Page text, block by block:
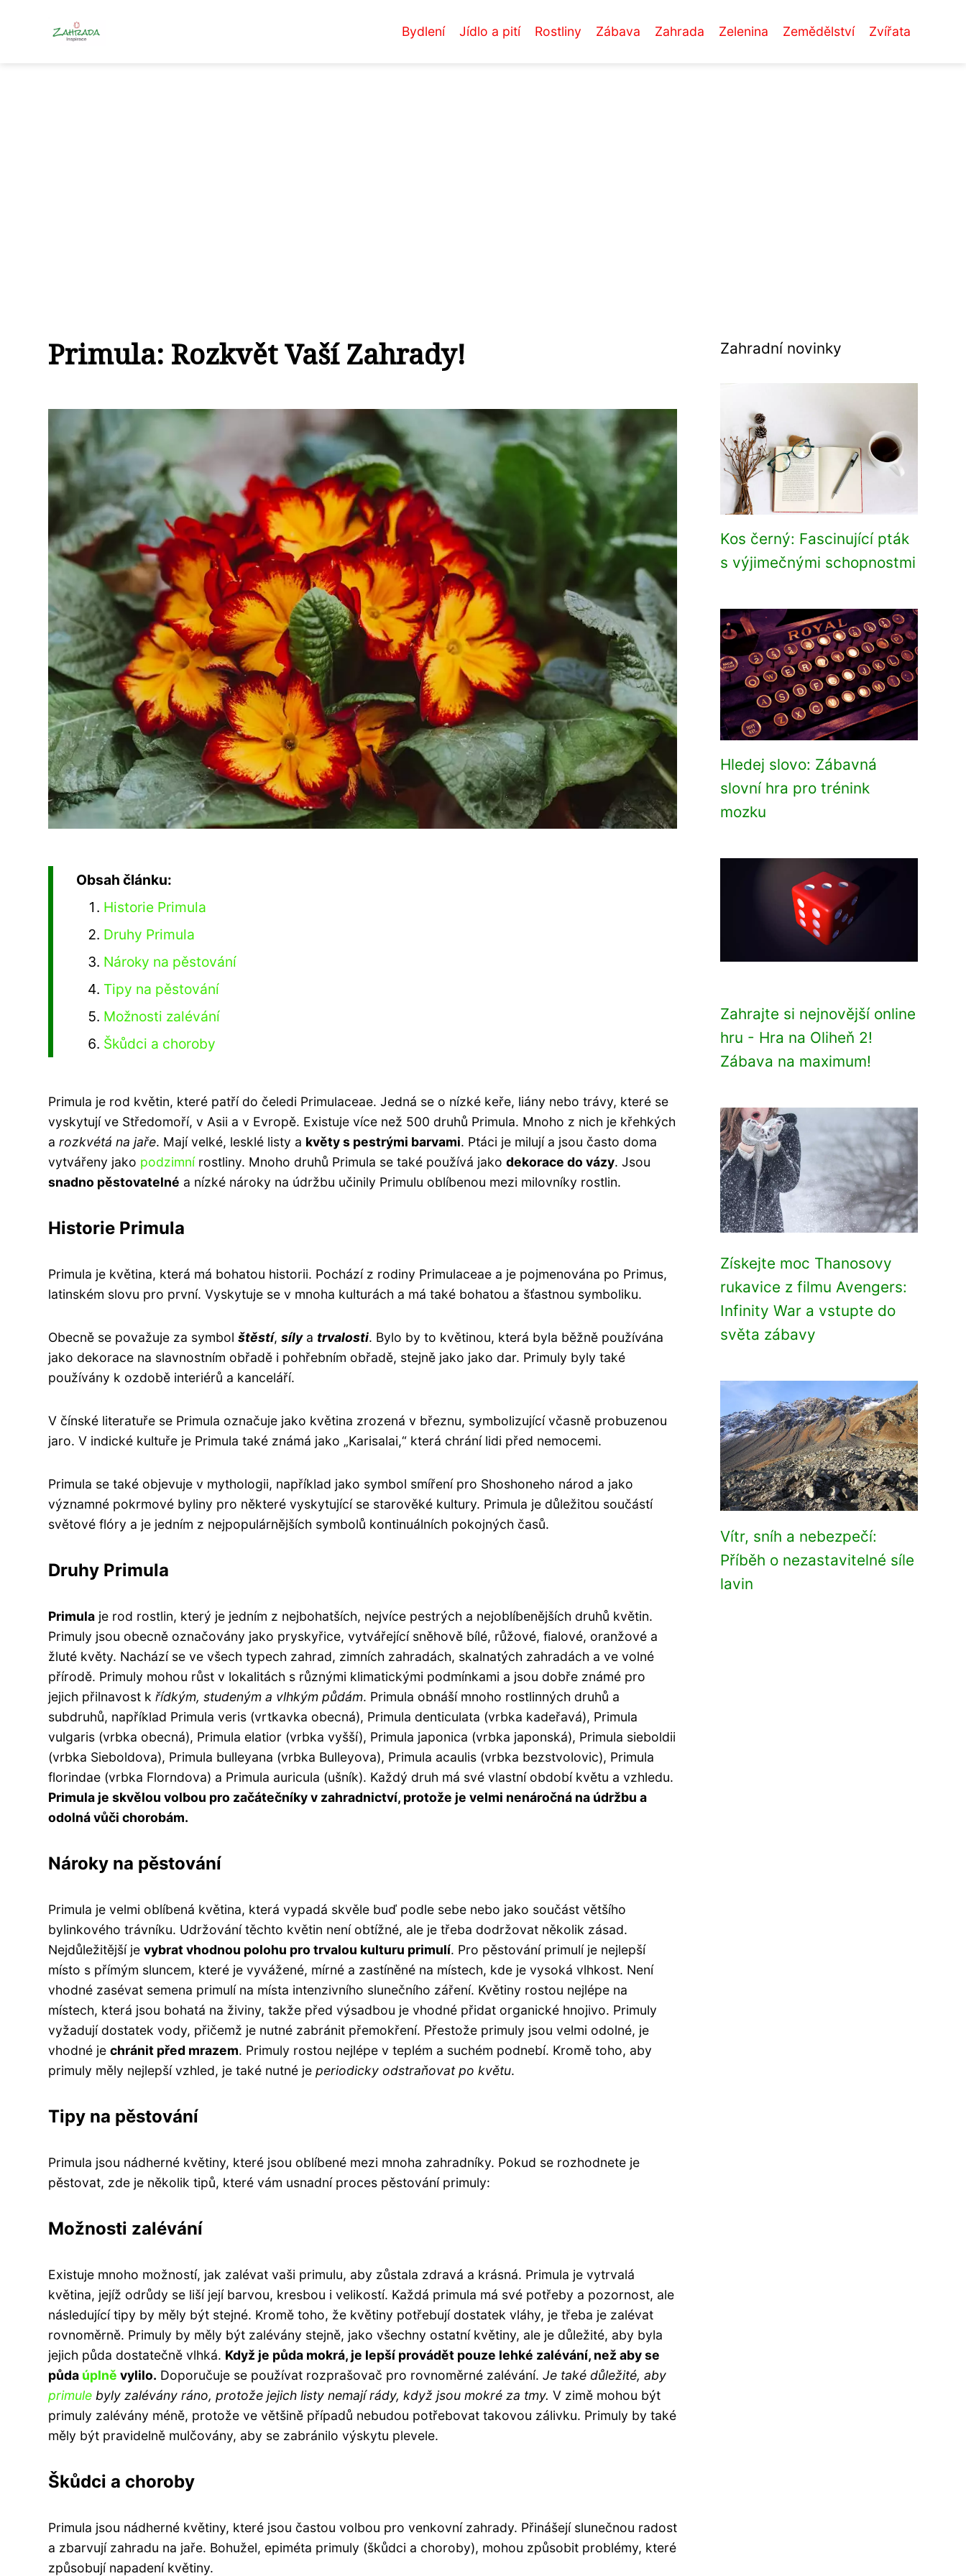
Bydlení Jídlo a pití Rostliny Zábava Zahrada Zelenina Zemědělství Zvířata
Primula: Rozkvět Vaší Zahrady!
Obsah článku:
Historie Primula
Druhy Primula
Nároky na pěstování
Tipy na pěstování
Možnosti zalévání
Škůdci a choroby
Primula je rod květin, které patří do čeledi Primulaceae. Jedná se o nízké keře, liány nebo trávy, které se
vyskytují ve Středomoří, v Asii a v Evropě. Existuje více než 500 druhů Primula. Mnoho z nich je křehkých
a rozkvétá na jaře. Mají velké, lesklé listy a květy s pestrými barvami. Ptáci je milují a jsou často doma
vytvářeny jako podzimnírostliny. Mnoho druhů Primula se také používá jako dekorace do vázy. Jsou
snadno pěstovatelné a nízké nároky na údržbu učinily Primulu oblíbenou mezi milovníky rostlin.
Historie Primula
Primula je květina, která má bohatou historii. Pochází z rodiny Primulaceae a je pojmenována po Primus,
latinském slovu pro první. Vyskytuje se v mnoha kulturách a má také bohatou a šťastnou symboliku.
Obecně se považuje za symbol štěstí, sílya trvalosti. Bylo by to květinou, která byla běžně používána
jako dekorace na slavnostním obřadě i pohřebním obřadě, stejně jako jako dar. Primuly byly také
používány k ozdobě interiérů a kanceláří.
V čínské literatuře se Primula označuje jako květina zrozená v březnu, symbolizující včasně probuzenou
jaro. V indické kultuře je Primula také známá jako „Karisalai,“ která chrání lidi před nemocemi.
Primula se také objevuje v mythologii, například jako symbol smíření pro Shoshoneho národ a jako
významné pokrmové byliny pro některé vyskytující se starověké kultury. Primula je důležitou součástí
světové flóry a je jedním z nejpopulárnějších symbolů kontinuálních pokojných časů.
Druhy Primula
Primula je rod rostlin, který je jedním z nejbohatších, nejvíce pestrých a nejoblíbenějších druhů květin.
Primuly jsou obecně označovány jako pryskyřice, vytvářející sněhově bílé, růžové, fialové, oranžové a
žluté květy. Nachází se ve všech typech zahrad, zimních zahradách, skalnatých zahradách a ve volné
přírodě. Primuly mohou růst v lokalitách s různými klimatickými podmínkami a jsou dobře známé pro
jejich přilnavost k řídkým, studeným a vlhkým půdám. Primula obnáší mnoho rostlinných druhů a
subdruhů, například Primula veris (vrtkavka obecná), Primula denticulata (vrbka kadeřavá), Primula
vulgaris (vrbka obecná), Primula elatior (vrbka vyšší), Primula japonica (vrbka japonská), Primula sieboldii
(vrbka Sieboldova), Primula bulleyana (vrbka Bulleyova), Primula acaulis (vrbka bezstvolovic), Primula
florindae (vrbka Florndova) a Primula auricula (ušník). Každý druh má své vlastní období květu a vzhledu.
Primula je skvělou volbou pro začátečníky v zahradnictví, protože je velmi nenáročná na údržbu a
odolná vůči chorobám.
Nároky na pěstování
Primula je velmi oblíbená květina, která vypadá skvěle buď podle sebe nebo jako součást většího
bylinkového trávníku. Udržování těchto květin není obtížné, ale je třeba dodržovat několik zásad.
Nejdůležitější je vybrat vhodnou polohu pro trvalou kulturu primulí. Pro pěstování primulí je nejlepší
místo s přímým sluncem, které je vyvážené, mírné a zastíněné na místech, kde je vysoká vlhkost. Není
vhodné zasévat semena primulí na místa intenzivního slunečního záření. Květiny rostou nejlépe na
místech, která jsou bohatá na živiny, takže před výsadbou je vhodné přidat organické hnojivo. Primuly
vyžadují dostatek vody, přičemž je nutné zabránit přemokření. Přestože primuly jsou velmi odolné, je
vhodné je chránit před mrazem. Primuly rostou nejlépe v teplém a suchém podnebí. Kromě toho, aby
primuly měly nejlepší vzhled, je také nutné je periodicky odstraňovat po květu.
Tipy na pěstování
Primula jsou nádherné květiny, které jsou oblíbené mezi mnoha zahradníky. Pokud se rozhodnete je
pěstovat, zde je několik tipů, které vám usnadní proces pěstování primuly:
Možnosti zalévání
Existuje mnoho možností, jak zalévat vaši primulu, aby zůstala zdravá a krásná. Primula je vytrvalá
květina, jejíž odrůdy se liší její barvou, kresbou i velikostí. Každá primula má své potřeby a pozornost, ale
následující tipy by měly být stejné. Kromě toho, že květiny potřebují dostatek vláhy, je třeba je zalévat
rovnoměrně. Primuly by měly být zalévány stejně, jako všechny ostatní květiny, ale je důležité, aby byla
jejich půda dostatečně vlhká. Když je půda mokrá, je lepší provádět pouze lehké zalévání, než aby se
půda úplně vylilo. Doporučuje se používat rozprašovač pro rovnoměrné zalévání. Je také důležité, aby
primule byly zalévány ráno, protože jejich listy nemají rády, když jsou mokré za tmy. V zimě mohou být
primuly zalévány méně, protože ve většině případů nebudou potřebovat takovou zálivku. Primuly by také
měly být pravidelně mulčovány, aby se zabránilo výskytu plevele.
Škůdci a choroby
Primula jsou nádherné květiny, které jsou častou volbou pro venkovní zahrady. Přinášejí slunečnou radost
a zbarvují zahradu na jaře. Bohužel, epiméta primuly (škůdci a choroby), mohou způsobit problémy, které
způsobují napadení květiny.
Zahradní novinky
Kos černý: Fascinující pták
s výjimečnými schopnostmi
Hledej slovo: Zábavná
slovní hra pro trénink
mozku
Zahrajte si nejnovější online
hru - Hra na Oliheň 2!
Zábava na maximum!
Získejte moc Thanosovy
rukavice z filmu Avengers:
Infinity War a vstupte do
světa zábavy
Vítr, sníh a nebezpečí:
Příběh o nezastavitelné síle
lavin